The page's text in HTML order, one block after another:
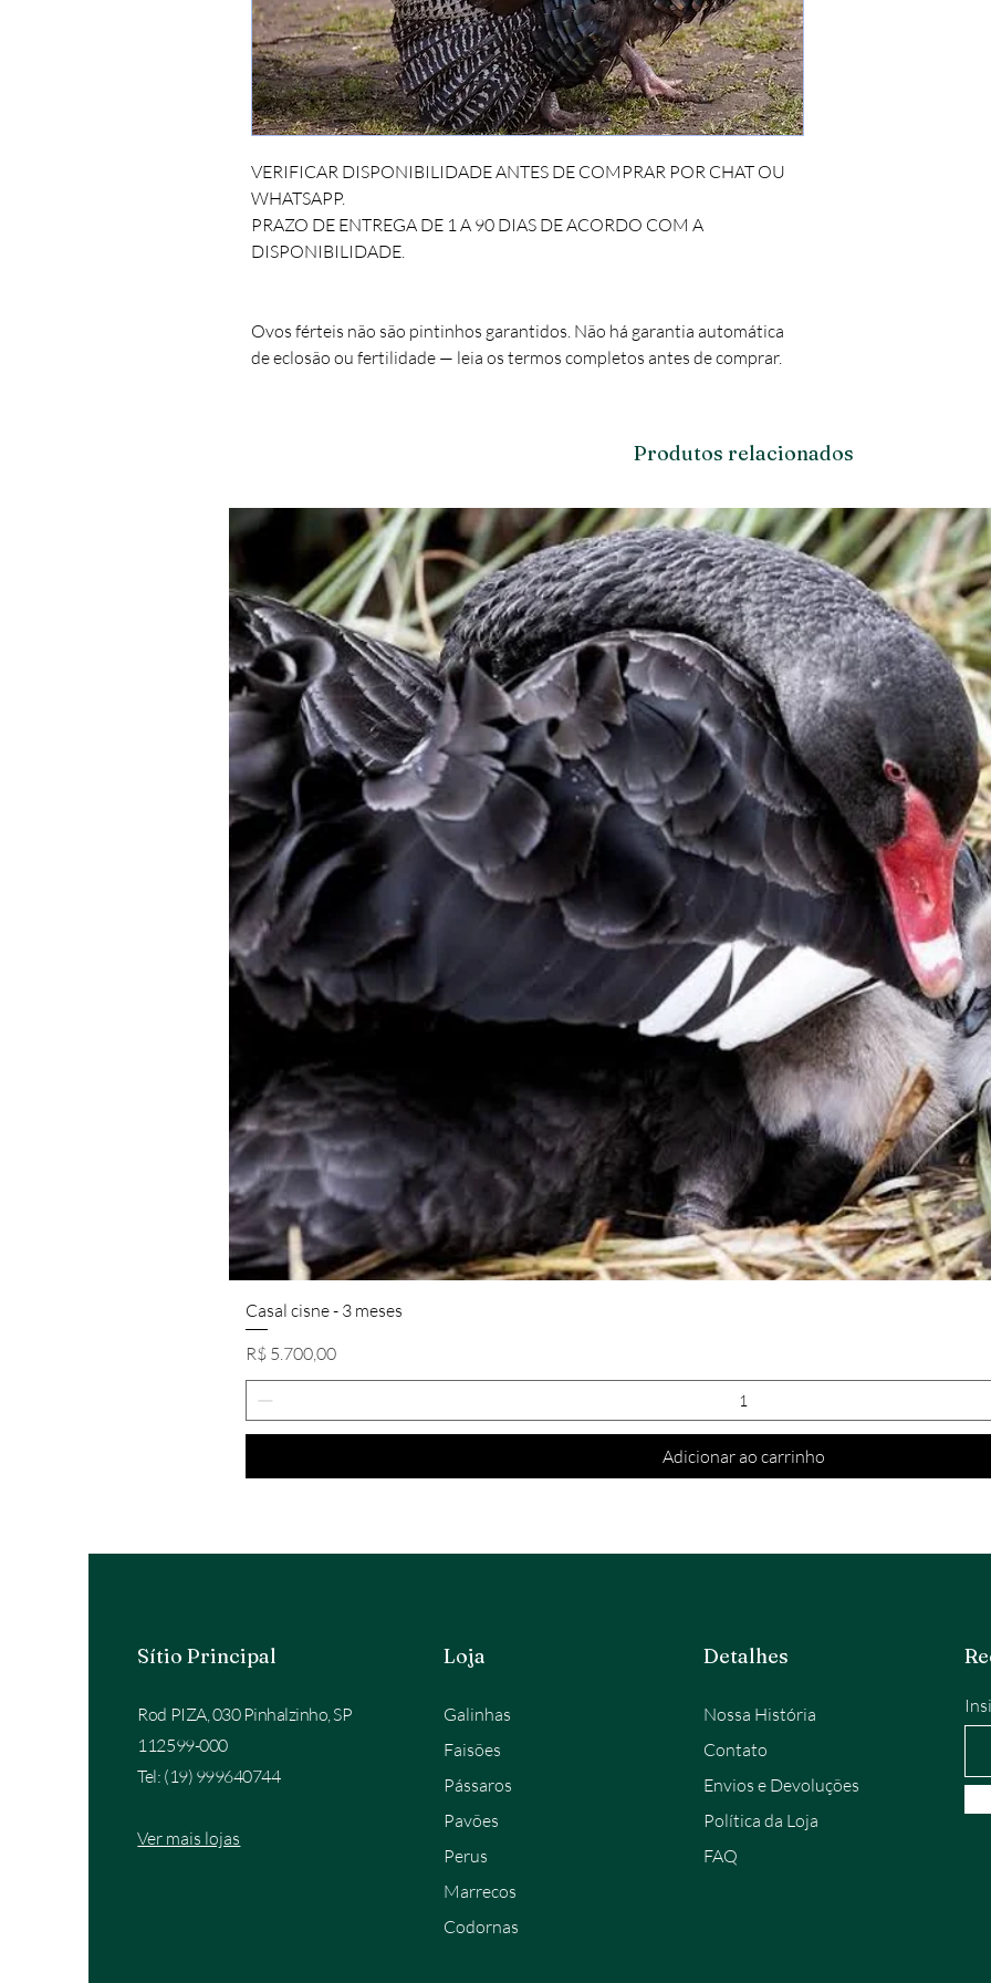
VERIFICAR DISPONIBILIDADE ANTES DE COMPRAR POR CHAT OU
WHATSAPP.
PRAZO DE ENTREGA DE 1 A 90 DIAS DE ACORDO COM A
DISPONIBILIDADE.
Ovos férteis não são pintinhos garantidos. Não há garantia automática
de eclosão ou fertilidade — leia os termos completos antes de comprar.
Produtos relacionados
Casal cisne - 3 meses
Preço
R$ 5.700,00
Adicionar ao carrinho
Sítio Principal
Rod PIZA, 030 Pinhalzinho, SP
112599-000
Tel: (19) 999640744
Ver mais lojas
Loja
Galinhas
Faisões
Pássaros
Pavões
Perus
Marrecos
Codornas
Detalhes
Nossa História
Contato
Envios e Devoluções
Política da Loja
FAQ